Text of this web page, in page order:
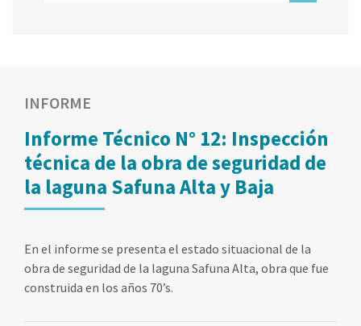
INFORME
Informe Técnico N° 12: Inspección
técnica de la obra de seguridad de
la laguna Safuna Alta y Baja
En el informe se presenta el estado situacional de la
obra de seguridad de la laguna Safuna Alta, obra que fue
construida en los años 70’s.